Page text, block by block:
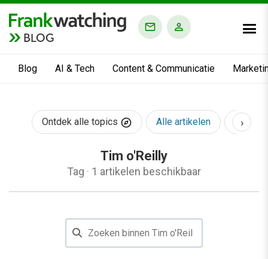
BLOG
Blog AI & Tech Content & Communicatie
Ontdek alle topics Alle artikelen AI &
›
Tim o'Reilly
Tag · 1 artikelen beschikbaar